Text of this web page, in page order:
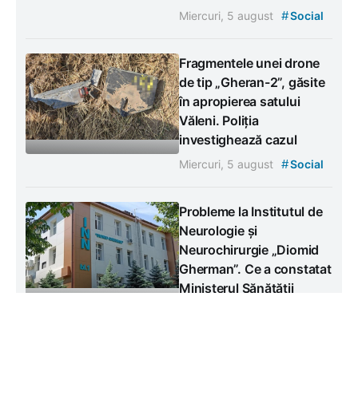
Miercuri, 5 august #Social
Fragmentele unei drone
de tip „Gheran-2”, găsite
în apropierea satului
Văleni. Poliția
investighează cazul
Miercuri, 5 august #Social
Probleme la Institutul de
Neurologie și
Neurochirurgie „Diomid
Gherman”. Ce a constatat
Ministerul Sănătății